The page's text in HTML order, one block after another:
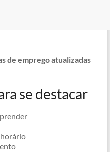
de emprego atualizadas
se destacar